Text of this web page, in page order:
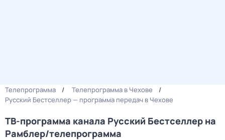
Телепрограмма
Телепрограмма в Чехове
Русский Бестселлер — программа передач в Чехове
ТВ-программа канала Русский Бестселлер на
Рамблер/телепрограмма